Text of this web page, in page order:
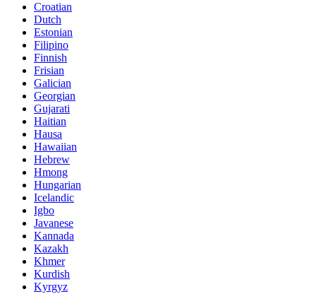
Croatian
Dutch
Estonian
Filipino
Finnish
Frisian
Galician
Georgian
Gujarati
Haitian
Hausa
Hawaiian
Hebrew
Hmong
Hungarian
Icelandic
Igbo
Javanese
Kannada
Kazakh
Khmer
Kurdish
Kyrgyz